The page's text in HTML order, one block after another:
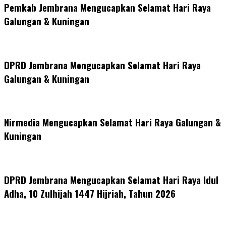
Pemkab Jembrana Mengucapkan Selamat Hari Raya
Galungan & Kuningan
DPRD Jembrana Mengucapkan Selamat Hari Raya
Galungan & Kuningan
Nirmedia Mengucapkan Selamat Hari Raya Galungan &
Kuningan
DPRD Jembrana Mengucapkan Selamat Hari Raya Idul
Adha, 10 Zulhijah 1447 Hijriah, Tahun 2026